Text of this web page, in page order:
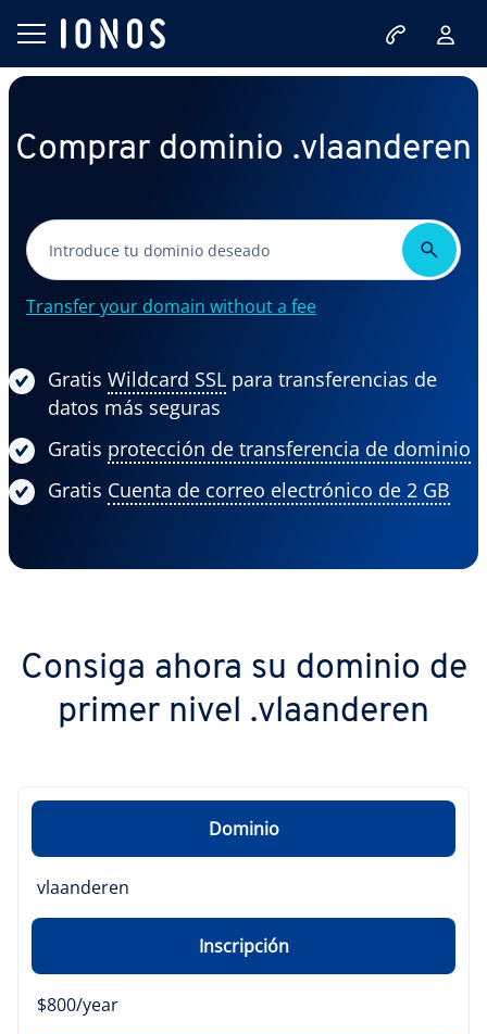
Comprar dominio .vlaanderen
Transfer your domain without a fee
Gratis Wildcard SSL para transferencias de
datos más seguras
Gratis protección de transferencia de dominio
Gratis Cuenta de correo electrónico de 2 GB
Consiga ahora su dominio de
primer nivel .vlaanderen
Dominio
vlaanderen
Inscripción
$800/year